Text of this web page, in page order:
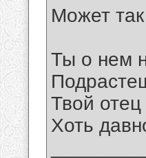
Может так
Ты о нем
Твой
Хоть